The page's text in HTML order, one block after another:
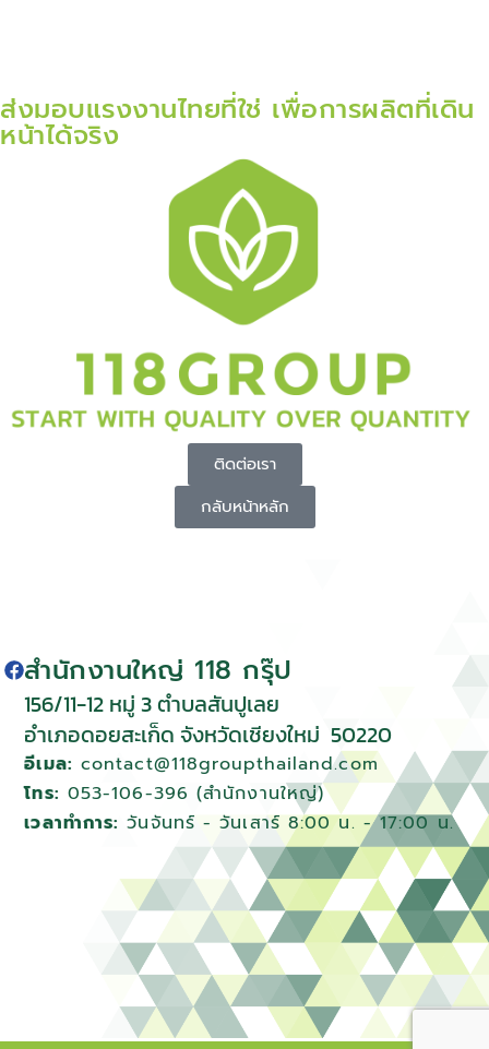
ส่งมอบแรงงานไทยที่ใช่ เพื่อการผลิตที่เดิน
หน้าได้จริง
ติดต่อเรา
กลับหน้าหลัก
สำนักงานใหญ่ 118 กรุ๊ป
156/11-12 หมู่ 3 ตําบลสันปูเลย
อําเภอดอยสะเก็ด จังหวัดเชียงใหม่50220
อีเมล: contact@118groupthailand.com
โทร: 053-106-396 (สำนักงานใหญ่)
เวลาทำการ: วันจันทร์ - วันเสาร์ 8:00 น. - 17:00 น.